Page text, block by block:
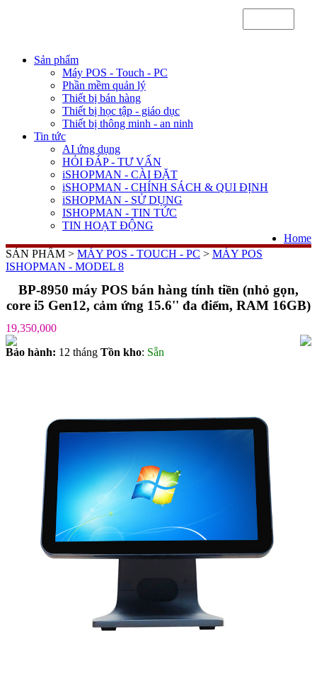
Sản phẩm
Máy POS - Touch - PC
Phần mềm quản lý
Thiết bị bán hàng
Thiết bị học tập - giáo dục
Thiết bị thông minh - an ninh
Tin tức
AI ứng dụng
HỎI ĐÁP - TƯ VẤN
iSHOPMAN - CÀI ĐẶT
iSHOPMAN - CHÍNH SÁCH & QUI ĐỊNH
iSHOPMAN - SỬ DỤNG
ISHOPMAN - TIN TỨC
TIN HOẠT ĐỘNG
Home
SẢN PHẨM > MÁY POS - TOUCH - PC > MÁY POS
ISHOPMAN - MODEL 8
BP-8950 máy POS bán hàng tính tiền (nhỏ gọn,
core i5 Gen12, cảm ứng 15.6'' đa điểm, RAM 16GB)
19,350,000
Bảo hành: 12 tháng Tồn kho: Sẵn